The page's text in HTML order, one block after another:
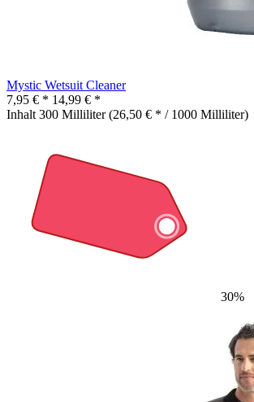
Mystic Wetsuit Cleaner
7,95 € * 14,99 € *
Inhalt 300 Milliliter(26,50 € * / 1000 Milliliter)
30%